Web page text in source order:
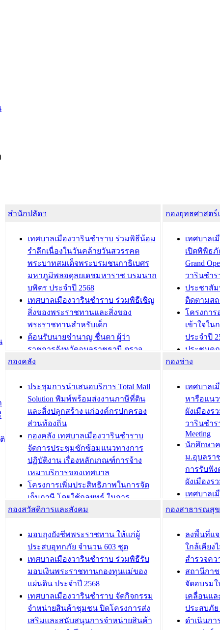
สำนักปลัดฯ
เทศบาลเมืองวารินชำราบ ร่วมพิธีน้อม
รำลึกเนื่องในวันคล้ายวันสวรรคต
พระบาทสมเด็จพระบรมชนกาธิเบศร
มหาภูมิพลอดุลยเดชมหาราช บรมนาถ
บพิตร ประจำปี 2568
เทศบาลเมืองวารินชำราบ ร่วมพิธีเชิญ
สิ่งของพระราชทานและสิ่งของ
พระราชทานสำหรับเด็ก
ต้อนรับนายชำนาญ ชื่นตา ผู้ว่า
ราชการจังหวัดอุบลราชธานี ตรวจ
ความเรียบร้อยของสถานที่ในการเตรี
องคมนตรี
สำนักทะเบียนท้องถิ่นเทศบาลเมือง
วารินชำราบ ดำเนินการมอบทะเบียน
บ้าน ทร.14 และบัตรประจำตัว
ประชาชนบุคคลประเภท 8 แก่บุคคลที่
ได้รับการเพิ่มชื่อในทะเบียนบ้าน
(ท.ร.14) กรณีคนไม่มีสัญชาติไทยได้รับ
อนุญาตให้มีถิ่นที่อยู่
ประชุมคณะกรรมการประเมินผลการ
ควบคุมภายในของ สำนัก/กอง/
โรงเรียน/ศูนย์พัฒนาเด็กเล็ก/สถานธนา
บทความ อื่นๆ ...
กองยุทธศาสต
เทศบาลเ
เปิดพิพิธภั
Grand
วารินชำร
ประชาสัม
ติดตามส
โครงกา
เข้าใจใน
ประจำปี
ประชุมค
ความเสี่ย
ประชุมที
ชีวา สร้า
ขับเคลื่อน
“เมืองแห่
บทความ อื่นๆ ...
กองคลัง
ประชุมการนำเสนอบริการ Total Mail
Solution พิมพ์พร้อมส่งงานภาษีที่ดิน
และสิ่งปลูกสร้าง แก่องค์กรปกครอง
ส่วนท้องถิ่น
กองคลัง เทศบาลเมืองวารินชำราบ
จัดการประชุมซักซ้อมแนวทางการ
ปฏิบัติงาน เรื่องหลักเกณฑ์การจ้าง
เหมาบริการของเทศบาล
โครงการเพิ่มประสิทธิภาพในการจัด
เก็บภาษี โดยใช้กลยุทธ์ ในการ
พัฒนาการจัดเก็บรายได้ ประจำปี พ.ศ.
เทศบาลเมืองวารินชำราบ ร่วมการ
ประชุมวิชาการระดับนานาชาติและ
นิทรรศการด้านนวัตกรรมท้องถิ่น 2568
และรับรางวัลทีมนักวิจัยดีเด่นจาก
นวัตกรรมโครงการทะเบียนภาษีป้าย
ประชุมผู้เช่าอาคารพาณิชย์ บริเวณ
ถนนเกษมสุขและถนนประทุมเทพภักดี
บทความ อื่นๆ ...
กองช่าง
เทศบาลเ
หารือแน
ผังเมืองร
วารินชำร
Meeting
นักศึกษา
ม.อุบลรา
การรับฟั
ผังเมืองร
เทศบาลเ
โครงการ
เทศบาล
รับฟังคว
ผังเมือง
วารินชำ
เทศบาล
ซักซ้อมแ
ประโยช
บทความ อื่นๆ ...
กองสวัสดิการและสังคม
มอบถุงยังชีพพระราชทาน ให้แก่ผู้
ประสบอุทกภัย จำนวน 603 ชุด
เทศบาลเมืองวารินชำราบ ร่วมพิธีรับ
มอบเงินพระราชทานกองทุนแม่ของ
แผ่นดิน ประจำปี 2568
เทศบาลเมืองวารินชำราบ จัดกิจกรรม
จำหน่ายสินค้าชุมชน ปิดโครงการส่ง
เสริมและสนับสนุนการจำหน่ายสินค้า
กองสาธารณสุ
ลงพื้นที่แ
ใกล้เคียง
สำรวจค
สถานีกา
จัดอบรม
เคลื่อนแ
ประสบภั
ดำเนินกา